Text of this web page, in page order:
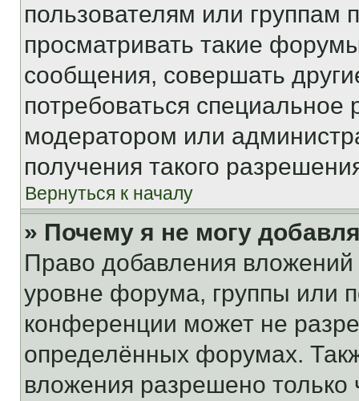
пользователям или группам
просматривать такие
сообщения, совершать
потребоваться
модератором или
получения такого
Вернуться к началу
» Почему я не могу
Право добавления
уровне форума, группы или
конференции может не
определённых форумах.
вложения разрешено